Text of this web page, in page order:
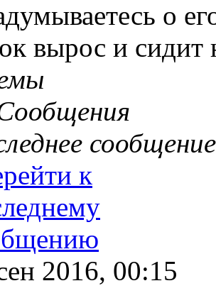
о
вырос и сидит
сообщение
2016, 00:15